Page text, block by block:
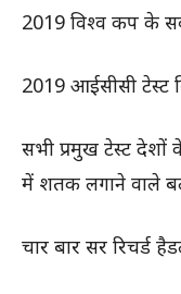
2019 विश्व कप के
2019 आईसीसी टेस्ट
सभी प्रमुख टेस्ट
में शतक लगाने वाले
चार बार सर रिचर्ड